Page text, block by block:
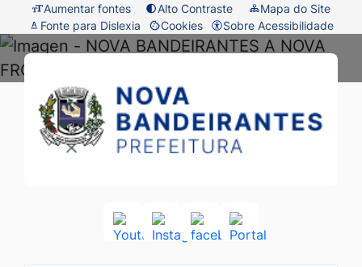
Seção
de
atalhos
e
links
de
acessibilidade
Ir
para
o
conteúdo
[alt+1]
Aumentar fontes Alto Contraste
Mapa do Site
Fonte para Dislexia
Cookies
Abrir
de
cookies
Sobre Acessibilidade
Seção
do
menu
principal
Prefeitura
de
Nova
AcessarAcessarAcessarAcessar